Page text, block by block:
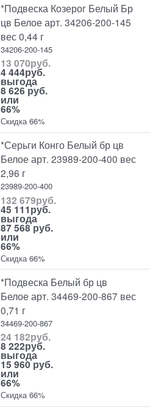
*Подвеска Козерог Белый Бр
цв Белое арт. 34206-200-145
вес 0,44 г
34206-200-145
13 070руб.
4 444руб.
выгода
8 626 руб.
или
66%
Скидка 66%
*Серьги Конго Белый бр цв
Белое арт. 23989-200-400 вес
2,96 г
23989-200-400
132 679руб.
45 111руб.
выгода
87 568 руб.
или
66%
Скидка 66%
*Подвеска Белый бр цв
Белое арт. 34469-200-867 вес
0,71 г
34469-200-867
24 182руб.
8 222руб.
выгода
15 960 руб.
или
66%
Скидка 66%